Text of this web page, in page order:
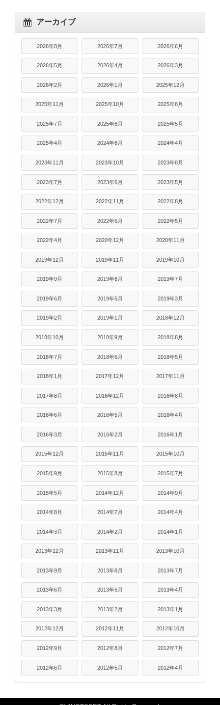
アーカイブ
2026年8月 2026年7月 2026年6月
2026年5月 2026年4月 2026年3月
2026年2月 2026年1月 2025年12月
2025年11月 2025年10月 2025年8月
2025年7月 2025年6月 2025年5月
2025年4月 2024年8月 2024年4月
2023年11月 2023年10月 2023年8月
2023年7月 2023年6月 2023年5月
2022年12月 2022年11月 2022年8月
2022年7月 2022年6月 2022年5月
2022年4月 2020年12月 2020年11月
2019年12月 2019年11月 2019年10月
2019年9月 2019年8月 2019年7月
2019年6月 2019年5月 2019年3月
2019年2月 2019年1月 2018年12月
2018年10月 2018年9月 2018年8月
2018年7月 2018年6月 2018年5月
2018年1月 2017年12月 2017年11月
2017年8月 2016年12月 2016年8月
2016年6月 2016年5月 2016年4月
2016年3月 2016年2月 2016年1月
2015年12月 2015年11月 2015年10月
2015年9月 2015年8月 2015年7月
2015年5月 2014年12月 2014年9月
2014年8月 2014年7月 2014年4月
2014年3月 2014年2月 2014年1月
2013年12月 2013年11月 2013年10月
2013年9月 2013年8月 2013年7月
2013年6月 2013年5月 2013年4月
2013年3月 2013年2月 2013年1月
2012年12月 2012年11月 2012年10月
2012年9月 2012年8月 2012年7月
2012年6月 2012年5月 2012年4月